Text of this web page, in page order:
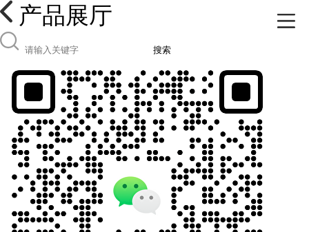
产品展厅
搜索